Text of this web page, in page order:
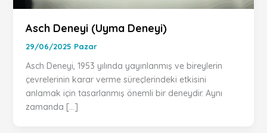
Asch Deneyi (Uyma Deneyi)
29/06/2025 Pazar
Asch Deneyi, 1953 yılında yayınlanmış ve bireylerin
çevrelerinin karar verme süreçlerindeki etkisini
anlamak için tasarlanmış önemli bir deneydir. Aynı
zamanda […]